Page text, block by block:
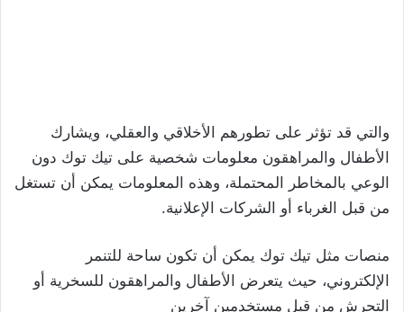
والتي قد تؤثر على تطورهم الأخلاقي والعقلي، ويشارك
الأطفال والمراهقون معلومات شخصية على تيك توك دون
الوعي بالمخاطر المحتملة، وهذه المعلومات يمكن أن تستغل
من قبل الغرباء أو الشركات الإعلانية.
منصات مثل تيك توك يمكن أن تكون ساحة للتنمر
الإلكتروني، حيث يتعرض الأطفال والمراهقون للسخرية أو
التحرش من قبل مستخدمين آخرين